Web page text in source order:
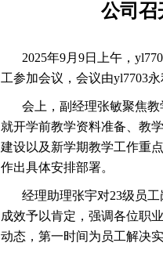
公司召
2025年9月9日上午，
工参加会议，会议由yl7703
会上， 副经理张敏聚焦教
就开学前教学资料准备、教
建设以及新学期教学工作重
作出具体安排部署。
经理助理张宇对23级员工
成效予以肯定，强调各位职
动态，第一时间为员工解决